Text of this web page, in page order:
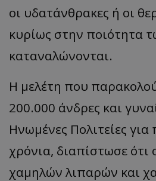
οι υδατάνθρακες ή οι
κυρίως στην ποιότητα
καταναλώνονται.
Η μελέτη που
200.000 άνδρες και
Ηνωμένες Πολιτείες
χρόνια, διαπίστωσε ότι
χαμηλών λιπαρών και